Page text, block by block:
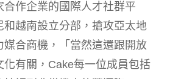
合作企業的國際人才社群平
和越南設立分部，搶攻亞太地
媒合商機，「當然這還跟開放
化有關，Cake每一位成員包括